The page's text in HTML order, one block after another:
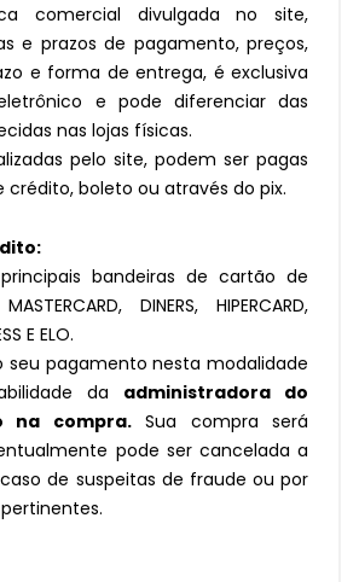
comercial divulgada no site,
e prazos de pagamento, preços,
e forma de entrega, é exclusiva
e pode diferenciar das
nas lojas físicas.
pelo site, podem ser pagas
boleto ou através do pix.
bandeiras de cartão de
DINERS, HIPERCARD,
E ELO.
seu pagamento nesta modalidade
da administradora do
na compra.Sua compra será
pode ser cancelada a
de suspeitas de fraude ou por